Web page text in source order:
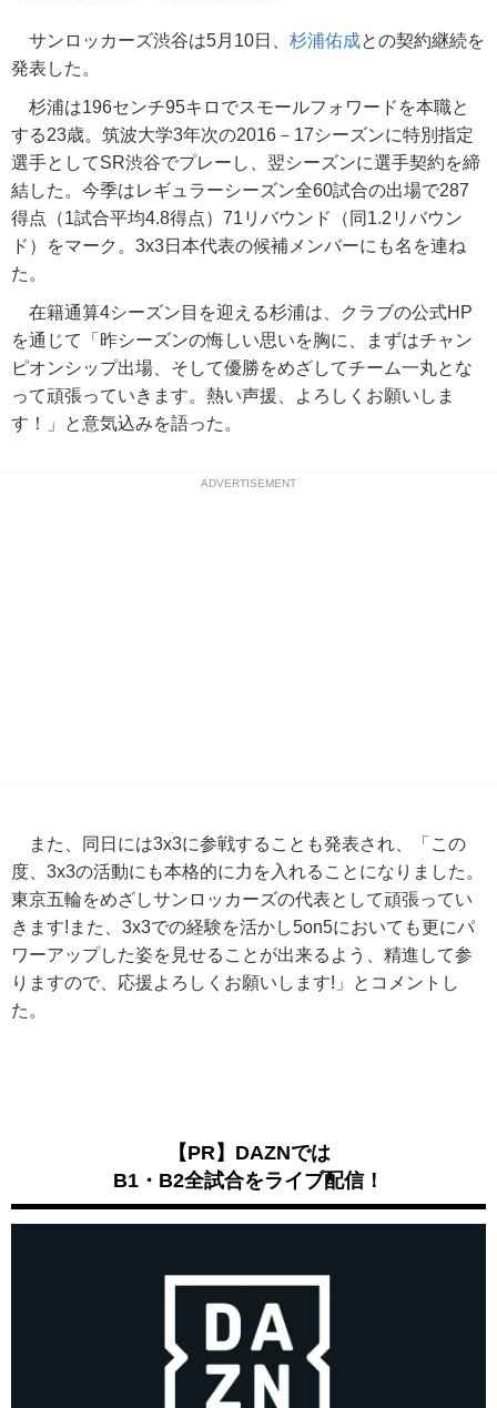
サンロッカーズ渋谷は5月10日、 杉浦佑成との契約継続を
発表した。
杉浦は196センチ95キロでスモールフォワードを本職と
する23歳。筑波大学3年次の2016－17シーズンに特別指定
選手としてSR渋谷でプレーし、翌シーズンに選手契約を締
結した。今季はレギュラーシーズン全60試合の出場で287
得点（1試合平均4.8得点）71リバウンド（同1.2リバウン
ド）をマーク。3x3日本代表の候補メンバーにも名を連ね
た。
在籍通算4シーズン目を迎える杉浦は、クラブの公式HP
を通じて「昨シーズンの悔しい思いを胸に、まずはチャン
ピオンシップ出場、そして優勝をめざしてチーム一丸とな
って頑張っていきます。熱い声援、よろしくお願いしま
す！」と意気込みを語った。
ADVERTISEMENT
また、同日には3x3に参戦することも発表され、「この
度、3x3の活動にも本格的に力を入れることになりました。
東京五輪をめざしサンロッカーズの代表として頑張ってい
きます!また、3x3での経験を活かし5on5においても更にパ
ワーアップした姿を見せることが出来るよう、精進して参
りますので、応援よろしくお願いします!」とコメントし
た。
【PR】DAZNでは
B1・B2全試合をライブ配信！